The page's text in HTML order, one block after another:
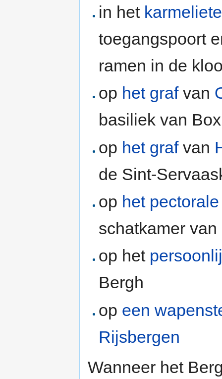
in het
toegangspoort
ramen in de
op het grafvan
basiliek van
op het grafvan
de Sint-
op het pectorale
schatkamer
op het
Bergh
op een
Rijsbergen
Wanneer het